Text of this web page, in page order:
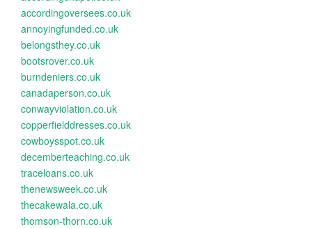
accordingoversees.co.uk
annoyingfunded.co.uk
belongsthey.co.uk
bootsrover.co.uk
burndeniers.co.uk
canadaperson.co.uk
conwayviolation.co.uk
copperfielddresses.co.uk
cowboysspot.co.uk
decemberteaching.co.uk
traceloans.co.uk
thenewsweek.co.uk
thecakewala.co.uk
thomson-thorn.co.uk